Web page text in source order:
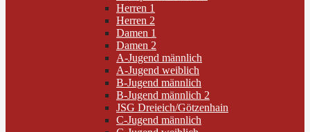
Herren 1
Herren 2
Damen 1
Damen 2
A-Jugend männlich
A-Jugend weiblich
B-Jugend männlich
B-Jugend männlich 2
JSG Dreieich/Götzenhain
C-Jugend männlich